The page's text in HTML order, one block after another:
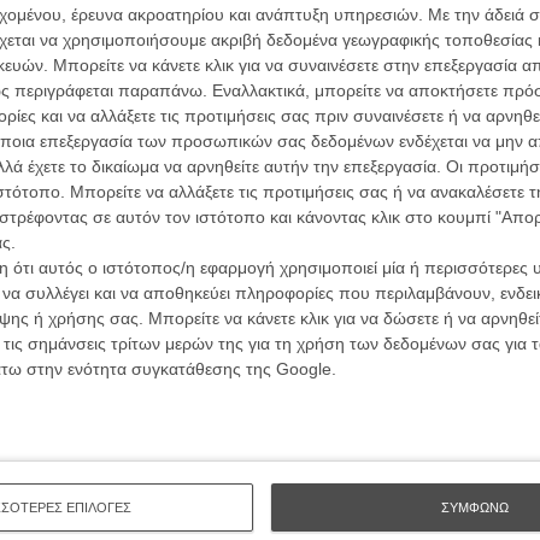
έρευνα ακροατηρίου και ανάπτυξη υπηρεσιών. Με την άδειά
να χρησιμοποιήσουμε ακριβή δεδομένα γεωγραφικής τοποθεσίας
Μπορείτε να κάνετε κλικ για να συναινέσετε στην επεξεργασία
περιγράφεται παραπάνω. Εναλλακτικά, μπορείτε να αποκτήσετε
και να αλλάξετε τις προτιμήσεις σας πριν συναινέσετε ή να
επεξεργασία των προσωπικών σας δεδομένων ενδέχεται να μην
έχετε το δικαίωμα να αρνηθείτε αυτήν την επεξεργασία. Οι
Μπορείτε να αλλάξετε τις προτιμήσεις σας ή να ανακαλέσετε
σε αυτόν τον ιστότοπο και κάνοντας κλικ στο κουμπί
αυτός ο ιστότοπος/η εφαρμογή χρησιμοποιεί μία ή περισσότερες
συλλέγει και να αποθηκεύει πληροφορίες που περιλαμβάνουν,
ή χρήσης σας. Μπορείτε να κάνετε κλικ για να δώσετε ή να
σημάνσεις τρίτων μερών της για τη χρήση των δεδομένων σας
στην ενότητα συγκατάθεσης της Google.
ΕΠΙΛΟΓΕΣ ΣΥΜΦΩΝΩ
Gunn (@jamesgunn)
νέες θεωρίες για την πλοκή της ταινίας.
θα επικεντρώνεται εξίσου στον Superman και τον
οι δύο αντίπαλοι ίσως αναγκαστούν να
απειλή.
είχε δηλώσει χαρακτηριστικά.
αποκάλυψη ότι ο Γερμανός ηθοποιός Λαρς
από τους πιο εμβληματικούς κακούς της DC, ο
φορά στη μεγάλη οθόνη.
ο Τζέιμς Γκαν φέρνει την απρόσμενη
L’
Ζαν-Πολ
Ο
10
εβδομάδα
τρόπο του flix
του flix, στο inbox σου
ειδήσεις | νέες ταινίες | πρόγραμμα αιθουσών για όλη την Ελλάδα |
| συνεντεύξεις | απόψεις | αφιερώματα | διαγωνισμοί
ΕΓΓΡΑΦΗ